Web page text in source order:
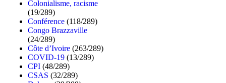
Colonialisme, racisme
(19/289)
Conférence (118/289)
Congo Brazzaville
(24/289)
Côte d’Ivoire (263/289)
COVID-19 (13/289)
CPI (48/289)
CSAS (32/289)